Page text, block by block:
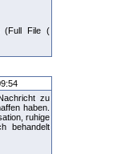
(Full File (
zu
haben.
ruhige
behandelt